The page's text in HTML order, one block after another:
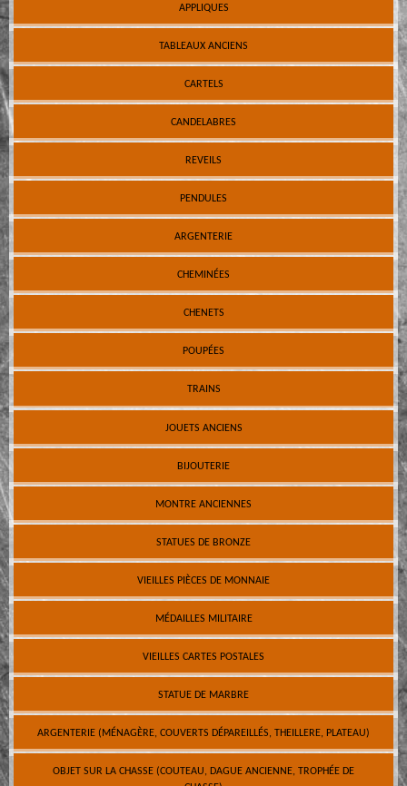
APPLIQUES
TABLEAUX ANCIENS
CARTELS
CANDELABRES
REVEILS
PENDULES
ARGENTERIE
CHEMINÉES
CHENETS
POUPÉES
TRAINS
JOUETS ANCIENS
BIJOUTERIE
MONTRE ANCIENNES
STATUES DE BRONZE
VIEILLES PIÈCES DE MONNAIE
MÉDAILLES MILITAIRE
VIEILLES CARTES POSTALES
STATUE DE MARBRE
ARGENTERIE (MÉNAGÈRE, COUVERTS DÉPAREILLÉS, THEILLERE, PLATEAU)
OBJET SUR LA CHASSE (COUTEAU, DAGUE ANCIENNE, TROPHÉE DE